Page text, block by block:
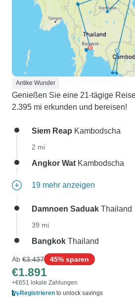
Antike Wunder
Genießen Sie eine 21-tägige
2.395 mi erkunden und bereisen!
Siem Reap Kambodscha
2 mi
Angkor Wat Kambodscha
19 mehr anzeigen
Damnoen Saduak Thailand
39 mi
Bangkok Thailand
Ab €3.437 45% sparen
€1.891
+€651 lokale Zahlungen
Registrieren to unlock savings